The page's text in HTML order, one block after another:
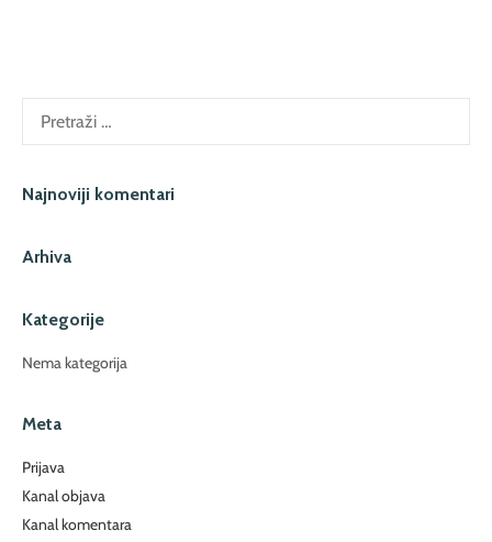
Najnoviji komentari
Arhiva
Kategorije
Nema kategorija
Meta
Prijava
Kanal objava
Kanal komentara